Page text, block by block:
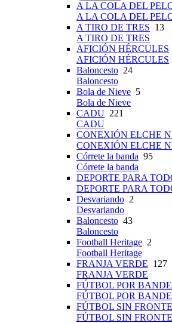
A LA COLA DEL
A LA COLA DEL
A TIRO DE TRES 13
A TIRO DE TRES
AFICIÓN HÉRCULES
AFICIÓN HÉRCULES
Baloncesto 24
Baloncesto
Bola de Nieve 5
Bola de Nieve
CADU 221
CADU
CONEXIÓN ELCHE
CONEXIÓN ELCHE
Córrete la banda 95
Córrete la banda
DEPORTE PARA
DEPORTE PARA
Desvariando 2
Desvariando
Baloncesto 43
Baloncesto
Football Heritage 2
Football Heritage
FRANJA VERDE 127
FRANJA VERDE
FÚTBOL POR
FÚTBOL POR
FÚTBOL SIN
FÚTBOL SIN